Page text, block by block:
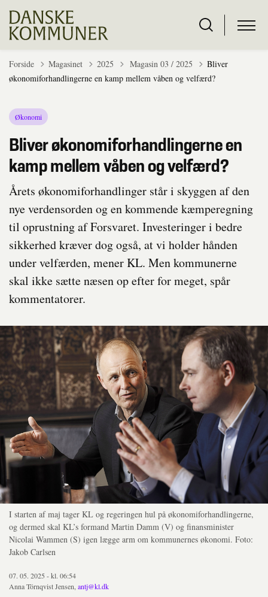
Forside Magasinet 2025 Tilbage til
Magasin 03 / 2025
Bliver
økonomiforhandlingerne en kamp mellem våben og velfærd?
Økonomi
Bliver økonomiforhandlingerne en
kamp mellem våben og velfærd?
Årets økonomiforhandlinger står i skyggen af den
nye verdensorden og en kommende kæmperegning
til oprustning af Forsvaret. Investeringer i bedre
sikkerhed kræver dog også, at vi holder hånden
under velfærden, mener KL. Men kommunerne
skal ikke sætte næsen op efter for meget, spår
kommentatorer.
I starten af maj tager KL og regeringen hul på økonomiforhandlingerne,
og dermed skal KL’s formand Martin Damm (V) og finansminister
Nicolai Wammen (S) igen lægge arm om kommunernes økonomi. Foto:
Jakob Carlsen
07. 05. 2025 - kl. 06:54
Anna Törnqvist Jensen, antj@kl.dk